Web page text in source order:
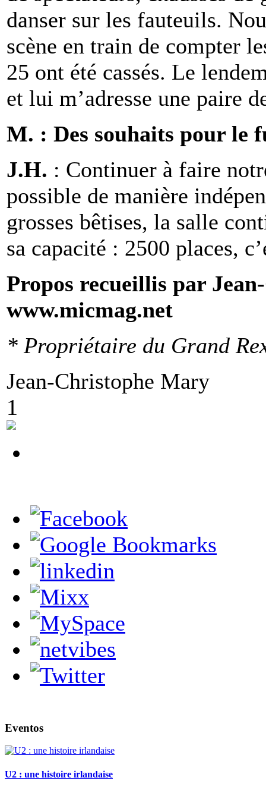
danser sur les fauteuils.
scène en train de compter
25 ont été cassés. Le
et lui m’adresse une paire
M. : Des souhaits pour le
J.H. : Continuer à faire
possible de manière
grosses bêtises, la salle
sa capacité : 2500 places,
Propos recueillis par
www.micmag.net
* Propriétaire du Grand
Jean-Christophe Mary
1
Eventos
U2 : une histoire irlandaise